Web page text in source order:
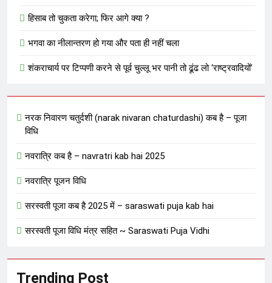
हिसाब तो चुकता करेगा; फिर आगे क्या ?
भगवा का नीलान्तरण हो गया और पता ही नहीं चला
शंकराचार्य पर टिप्पणी करने से पूर्व चुल्लू भर पानी तो ढूंढ लो ‘राष्ट्रवादियों’
नरक निवारण चतुर्दशी (narak nivaran chaturdashi) कब है – पूजा
विधि
नवरात्रि कब है – navratri kab hai 2025
नवरात्रि पूजन विधि
सरस्वती पूजा कब है 2025 में – saraswati puja kab hai
सरस्वती पूजा विधि मंत्र सहित ~ Saraswati Puja Vidhi
Trending Post